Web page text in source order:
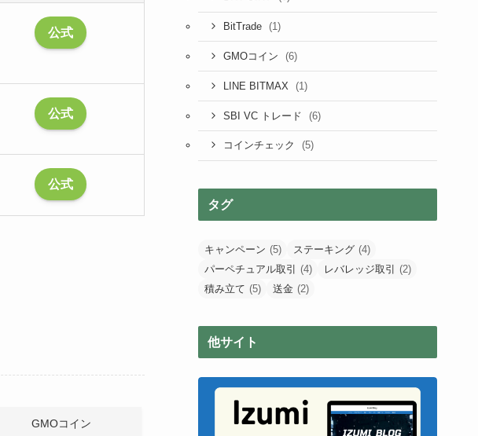
公式
公式
公式
GMOコイン SBI VC トレード
BitTrade (1)
GMOコイン (6)
LINE BITMAX (1)
SBI VC トレード (6)
コインチェック (5)
タグ
キャンペーン (5) ステーキング (4)
パーペチュアル取引
(4) レバレッジ取引
(2)
積み立て (5) 送金 (2)
他サイト